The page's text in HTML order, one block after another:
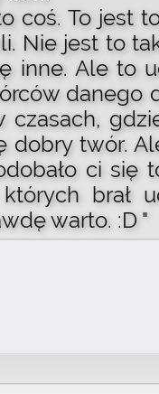
coś. To jest
Nie jest to
inne. Ale to
danego
czasach,
dobry twór.
ci się
brał
warto. :D "